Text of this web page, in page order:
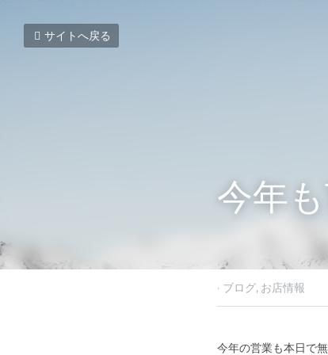
サイトへ戻る
今年
2020年12月30日·
今年の営業も本日で